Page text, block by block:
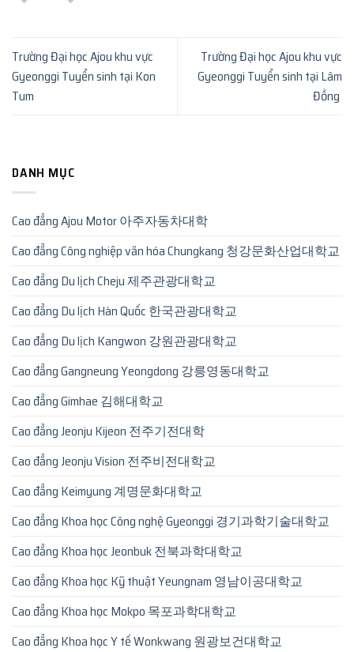
Trường Đại học Ajou khu vực
Gyeonggi Tuyển sinh tại Kon
Tum
Trường Đại học Ajou khu vực
Gyeonggi Tuyển sinh tại Lâm
Đồng
DANH MỤC
Cao đẳng Ajou Motor 아주자동차대학
Cao đẳng Công nghiệp văn hóa Chungkang 청강문화산업대학교
Cao đẳng Du lịch Cheju 제주관광대학교
Cao đẳng Du lịch Hàn Quốc 한국관광대학교
Cao đẳng Du lịch Kangwon 강원관광대학교
Cao đẳng Gangneung Yeongdong 강릉영동대학교
Cao đẳng Gimhae 김해대학교
Cao đẳng Jeonju Kijeon 전주기전대학
Cao đẳng Jeonju Vision 전주비전대학교
Cao đẳng Keimyung 계명문화대학교
Cao đẳng Khoa học Công nghệ Gyeonggi 경기과학기술대학교
Cao đẳng Khoa học Jeonbuk 전북과학대학교
Cao đẳng Khoa học Kỹ thuật Yeungnam 영남이공대학교
Cao đẳng Khoa học Mokpo 목포과학대학교
Cao đẳng Khoa học Y tế Wonkwang 원광보건대학교